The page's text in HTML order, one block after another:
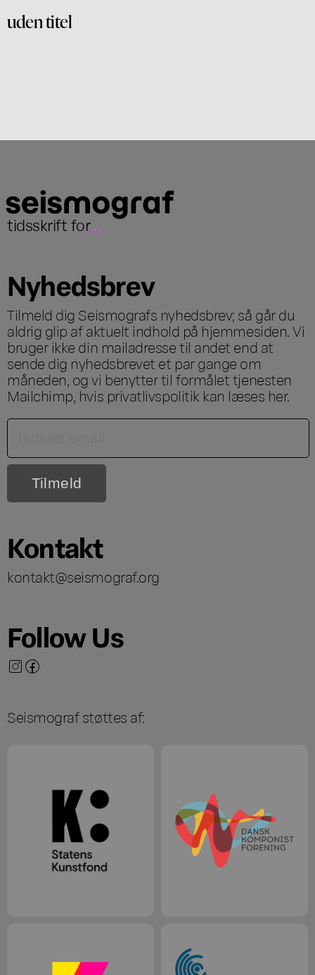
uden titel
tidsskrift for...
Nyhedsbrev
Tilmeld dig Seismografs nyhedsbrev; så går du
aldrig glip af aktuelt indhold på hjemmesiden. Vi
bruger ikke din mailadresse til andet end at
sende dig nyhedsbrevet et par gange om
måneden, og vi benytter til formålet tjenesten
Mailchimp, hvis privatlivspolitik kan læses her.
Kontakt
kontakt@seismograf.org
Follow Us
Seismograf støttes af: